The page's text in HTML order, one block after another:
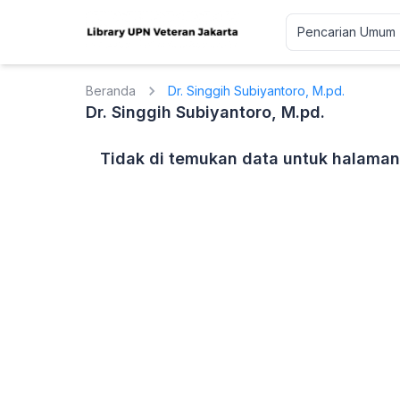
Beranda Dr. Singgih Subiyantoro, M.pd.
Dr. Singgih Subiyantoro, M.pd.
Tidak di temukan data untuk